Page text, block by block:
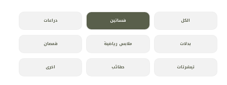
الكل فساتين دراعات
بدلات ملابس رياضية قمصان
تيشرتات حقائب اخرى